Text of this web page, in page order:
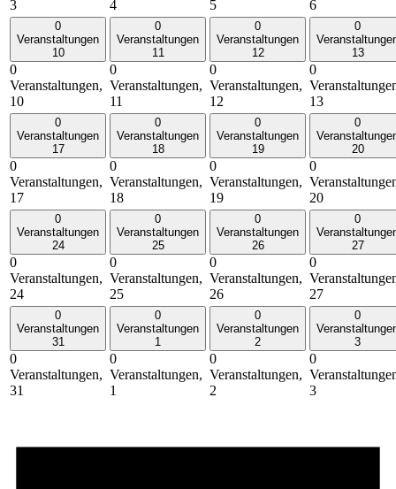
3 4 5 6
0
Veranstaltungen
10
0
Veranstaltungen,
10
0
Veranstaltungen
11
0
Veranstaltungen,
11
0
Veranstaltungen
12
0
Veranstaltungen,
12
0
13
0
13
0
Veranstaltungen
17
0
Veranstaltungen,
17
0
Veranstaltungen
18
0
Veranstaltungen,
18
0
Veranstaltungen
19
0
Veranstaltungen,
19
0
20
0
20
0
Veranstaltungen
24
0
Veranstaltungen,
24
0
Veranstaltungen
25
0
Veranstaltungen,
25
0
Veranstaltungen
26
0
Veranstaltungen,
26
0
27
0
27
0
Veranstaltungen
31
0
Veranstaltungen,
31
0
Veranstaltungen
1
0
Veranstaltungen,
1
0
Veranstaltungen
2
0
Veranstaltungen,
2
0
3
0
3